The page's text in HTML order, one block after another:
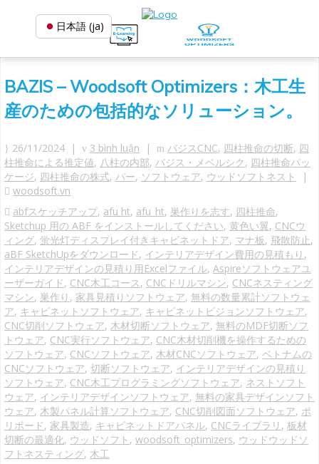
BAZIS – Woodsoft Optimizers：木工生
産のための包括的なソリューション。
26/11/2024 | 3 bình luận | バジスCNC, 四柱推命の切断, 四
柱推命による推定値, 八柱の内部, バジス・メベルシク, 四柱推命パッ
ケージ, 四柱推命の株式, パー, ソフトウェア, ウッドソフトネスト
|
woodsoft.vn
abfスケッチアップ, afu ht, afu_ht, 巣作りを志す, 四柱推命,
Sketchup 用の ABF をインストールしてください, 黄色い翼, CNCウ
ィング, 蛍光灯ディスプレイ付きキャビネットドア, マナ板, 飛散防止,
aBF SketchUpをダウンロード, インテリアデザイン費用の見積もり ,
インテリアデザインの見積り用Excelファイル, Aspireソフトウェアユ
ーザーガイド, CNC木工コース, CNCドリルマシン, CNCネスティング
マシン, 巣作り , 家具見積りソフトウェア, 無料の数量累計ソフトウェ
ア, キャビネットソフトウェア, キャビネットビジョンソフトウェア,
CNC切削ソフトウェア, 木材切断ソフトウェア, 無料のMDF切断ソフ
トウェア, CNC実行ソフトウェア, CNC木材切削機を操作するための
ソフトウェア, CNCソフトウェア, 木材CNCソフトウェア, ベトナムの
CNCソフトウェア, 切断ソフトウェア, インテリアデザインの見積り
ソフトウェア, CNC木工プログラミングソフトウェア, ネストソフト
ウェア, インテリアデザインソフトウェア, 無料の家具デザインソフト
ウェア, 木製パネル計算ソフトウェア, CNC切削図面ソフトウェア, ポ
リボード, 家具製造, キャビネットドアパネル, CNCライブラリ , 板材
切断の最適化, ウッドソフト , woodsoft_optimizers, ウッドウッドソ
フトネスティング, 木工
日本語 (ja)